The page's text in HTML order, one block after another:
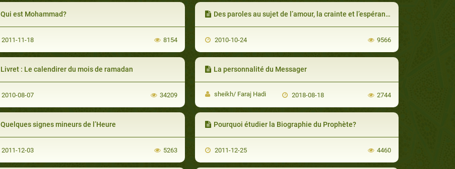
Qui est Mohammad?
2011-11-18 8154
Des paroles au sujet de l’amour, la crainte et l’espérance
2010-10-24 9566
Livret : Le calendirer du mois de ramadan
2010-08-07 34209
La personnalité du Messager
sheikh/ Faraj Hadi 2018-08-18 2744
Quelques signes mineurs de l’Heure
2011-12-03 5263
Pourquoi étudier la Biographie du Prophète?
2011-12-25 4460